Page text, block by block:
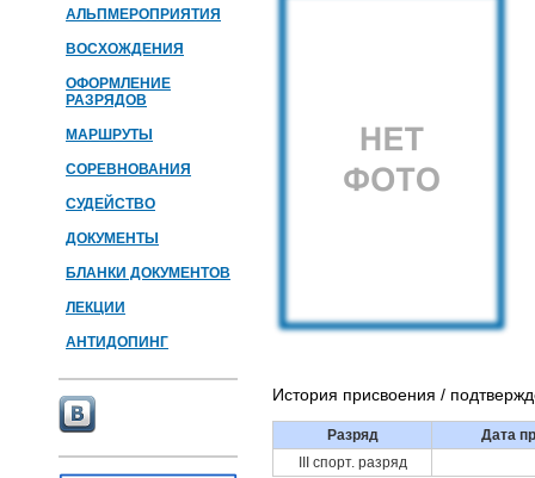
АЛЬПМЕРОПРИЯТИЯ
ВОСХОЖДЕНИЯ
ОФОРМЛЕНИЕ
РАЗРЯДОВ
МАРШРУТЫ
СОРЕВНОВАНИЯ
СУДЕЙСТВО
ДОКУМЕНТЫ
БЛАНКИ ДОКУМЕНТОВ
ЛЕКЦИИ
АНТИДОПИНГ
История присвоения /
Разряд
Дата
III спорт. разряд